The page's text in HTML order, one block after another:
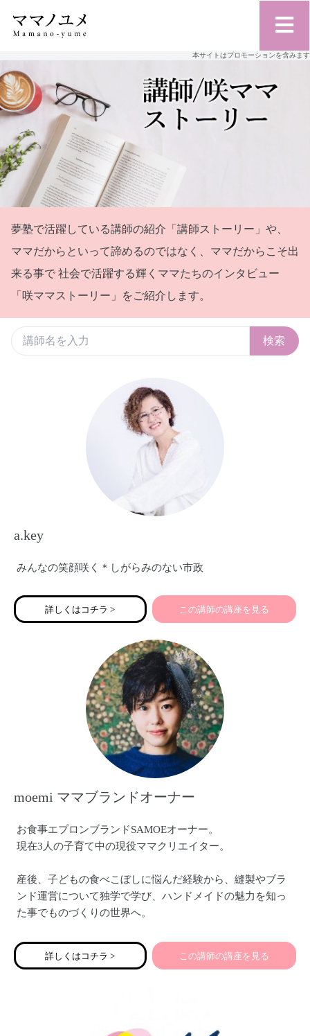
本サイトはプロモーションを含みます
夢塾で活躍している講師の紹介「講師ストーリー」や、
ママだからといって諦めるのではなく、ママだからこそ出
来る事で 社会で活躍する輝くママたちのインタビュー
「咲ママストーリー」をご紹介します。
検索
a.key
みんなの笑顔咲く＊しがらみのない市政
詳しくはコチラ > この講師の講座を見る
moemi ママブランドオーナー
お食事エプロンブランドSAMOEオーナー。
現在3人の子育て中の現役ママクリエイター。
産後、子どもの食べこぼしに悩んだ経験から、縫製やブラ
ンド運営について独学で学び、ハンドメイドの魅力を知っ
た事でものづくりの世界へ。
今では販売開始後【約2分】で売り切れ、といった人気ブラ
ンドへ成長。
培ってきたノウハウを今度は家庭と仕事の両立のために励
詳しくはコチラ > この講師の講座を見る